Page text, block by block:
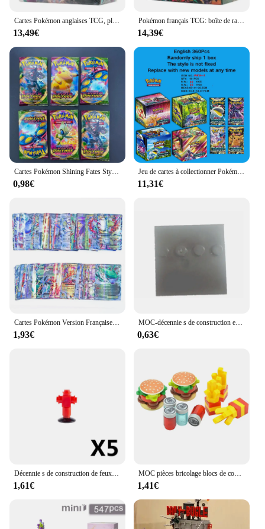
Cartes Pokémon anglaises TCG, planchers let & Glass PALDEA EVOLVED Booster Box, 36 paquets, 324 pièces
13,49€
Pokémon français TCG: boîte de rappel en verre écarlate, carte Pokémon, 36 paquets, 360 pièces
14,39€
Cartes Pokémon Shining Fates Style English Booster Battle Card, Trading Game Collection, GX, V, EX Cards Toys, Kids Gifts, 10 PCs, 20 PCs
0,98€
Jeu de cartes à collectionner Pokémon anglais pour enfants, TCG: Hidden Fates, Evolutions Booster, 360 pièces
11,31€
1,93€
MOC-décennie s de construction en pierre tombale d'Halloween pour enfants, modèle d'araignée de Aliments, cadeaux de nuit de bricolage, jouets
0,63€
1,61€
MOC pièces bricolage blocs de construction nourriture pain poisson fruits rôti poulet jouets ville accessoires briques compatibles pièces classiques
1,41€